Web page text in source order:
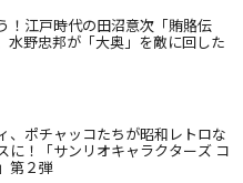
！江戸時代の田沼意次「賄賂伝
水野忠邦が「大奥」を敵に回した
、ポチャッコたちが昭和レトロな
に！「サンリオキャラクターズ コ
第２弾